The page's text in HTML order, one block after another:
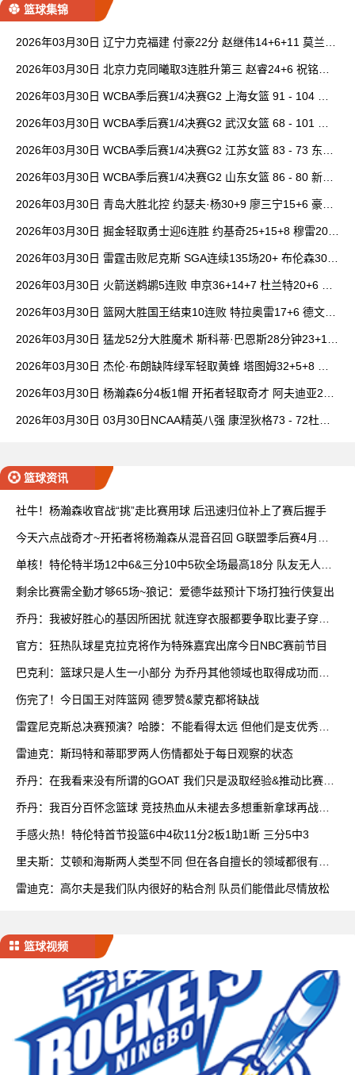
篮球集锦
2026年03月30日 辽宁力克福建 付豪22分 赵继伟14+6+11 莫兰德
2026年03月30日 北京力克同曦取3连胜升第三 赵睿24+6 祝铭震1
2026年03月30日 WCBA季后赛1/4决赛G2 上海女篮 91 - 104 四
2026年03月30日 WCBA季后赛1/4决赛G2 武汉女篮 68 - 101 山
2026年03月30日 WCBA季后赛1/4决赛G2 江苏女篮 83 - 73 东莞
2026年03月30日 WCBA季后赛1/4决赛G2 山东女篮 86 - 80 新疆
2026年03月30日 青岛大胜北控 约瑟夫·杨30+9 廖三宁15+6 豪斯
2026年03月30日 掘金轻取勇士迎6连胜 约基奇25+15+8 穆雷20+
2026年03月30日 雷霆击败尼克斯 SGA连续135场20+ 布伦森30分
2026年03月30日 火箭送鹈鹕5连败 申京36+14+7 杜兰特20+6 锡
2026年03月30日 篮网大胜国王结束10连败 特拉奥雷17+6 德文·
2026年03月30日 猛龙52分大胜魔术 斯科蒂·巴恩斯28分钟23+15
2026年03月30日 杰伦·布朗缺阵绿军轻取黄蜂 塔图姆32+5+8 普
2026年03月30日 杨瀚森6分4板1帽 开拓者轻取奇才 阿夫迪亚20+
2026年03月30日 03月30日NCAA精英八强 康涅狄格73 - 72杜克
篮球资讯
社牛！杨瀚森收官战“挑”走比赛用球 后迅速归位补上了赛后握手
今天六点战奇才~开拓者将杨瀚森从混音召回 G联盟季后赛4月开
单核！特伦特半场12中6&三分10中5砍全场最高18分 队友无人上
剩余比赛需全勤才够65场~狼记：爱德华兹预计下场打独行侠复出
乔丹：我被好胜心的基因所困扰 就连穿衣服都要争取比妻子穿得
官方：狂热队球星克拉克将作为特殊嘉宾出席今日NBC赛前节目
巴克利：篮球只是人生一小部分 为乔丹其他领域也取得成功而自
伤完了！今日国王对阵篮网 德罗赞&蒙克都将缺战
雷霆尼克斯总决赛预演？哈滕：不能看得太远 但他们是支优秀球
雷迪克：斯玛特和蒂耶罗两人伤情都处于每日观察的状态
乔丹：在我看来没有所谓的GOAT 我们只是汲取经验&推动比赛发
乔丹：我百分百怀念篮球 竞技热血从未褪去多想重新拿球再战一
手感火热！特伦特首节投篮6中4砍11分2板1助1断 三分5中3
里夫斯：艾顿和海斯两人类型不同 但在各自擅长的领域都很有效
雷迪克：高尔夫是我们队内很好的粘合剂 队员们能借此尽情放松
篮球视频